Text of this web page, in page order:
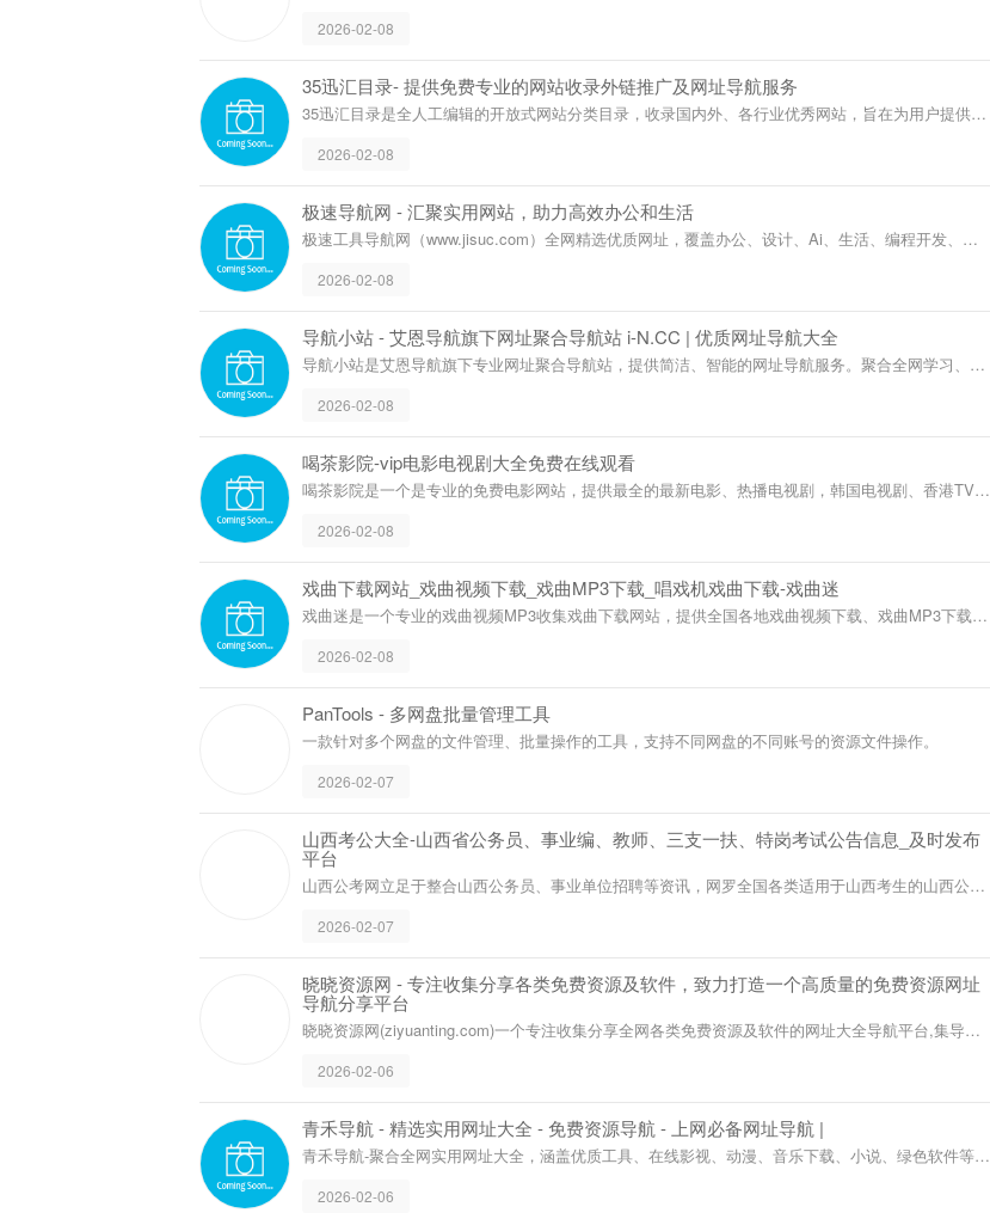
‌35迅汇目录- 提供免费专业的网站收录外链推广及网址导航服务
‌35迅汇目录是全人工编辑的开放式网站分类目录，收录国内外、各行业优秀网站，旨在为用户提供网
2026-02-08
极速导航网 - 汇聚实用网站，助力高效办公和生活
极速工具导航网（www.jisuc.com）全网精选优质网址，覆盖办公、设计、Ai、生活、编程开发、影
2026-02-08
导航小站 - 艾恩导航旗下网址聚合导航站 i-N.CC | 优质网址导航大全
导航小站是艾恩导航旗下专业网址聚合导航站，提供简洁、智能的网址导航服务。聚合全网学习、工
清爽无广告，适配多设备访问，让每一次上网都成为高效体验。
2026-02-08
喝茶影院-vip电影电视剧大全免费在线观看
喝茶影院是一个是专业的免费电影网站，提供最全的最新电影、热播电视剧，韩国电视剧、香港TVB
院来看最新好看的影视剧。
2026-02-08
戏曲下载网站_戏曲视频下载_戏曲MP3下载_唱戏机戏曲下载-戏曲迷
戏曲迷是一个专业的戏曲视频MP3收集戏曲下载网站，提供全国各地戏曲视频下载、戏曲MP3下载，
在线观看、戏曲介绍等内容。网站戏曲剧种全，资源多，戏曲下载方便，适合各种插卡式收音机、音
箱、唱戏机、看戏机等。
2026-02-08
PanTools - 多网盘批量管理工具
一款针对多个网盘的文件管理、批量操作的工具，支持不同网盘的不同账号的资源
山西考公大全-山西省公务员、事业编、教师、三支一扶、特岗考
山西公考网立足于整合山西公务员、事业单位招聘等资讯，网罗全国各类适
晓晓资源网 - 专注收集分享各类免费资源及软件，致力打造一个高质量的
晓晓资源网(ziyuanting.com)一个专注收集分享全网各类免费资源及软件的网址大全
享及网址收录的资源网导航平台。
青禾导航 - 精选实用网址大全 - 免费资源导航 - 上网必备网址导航 |
青禾导航-聚合全网实用网址大全，涵盖优质工具、在线影视、动漫、音乐下载、小说、绿色软件等资
2026-02-06